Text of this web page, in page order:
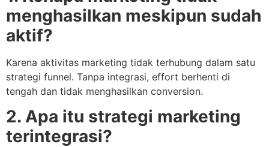
menghasilkan meskipun sudah
aktif?
Karena aktivitas marketing tidak terhubung dalam satu
strategi funnel. Tanpa integrasi, effort berhenti di
tengah dan tidak menghasilkan conversion.
2. Apa itu strategi marketing
terintegrasi?